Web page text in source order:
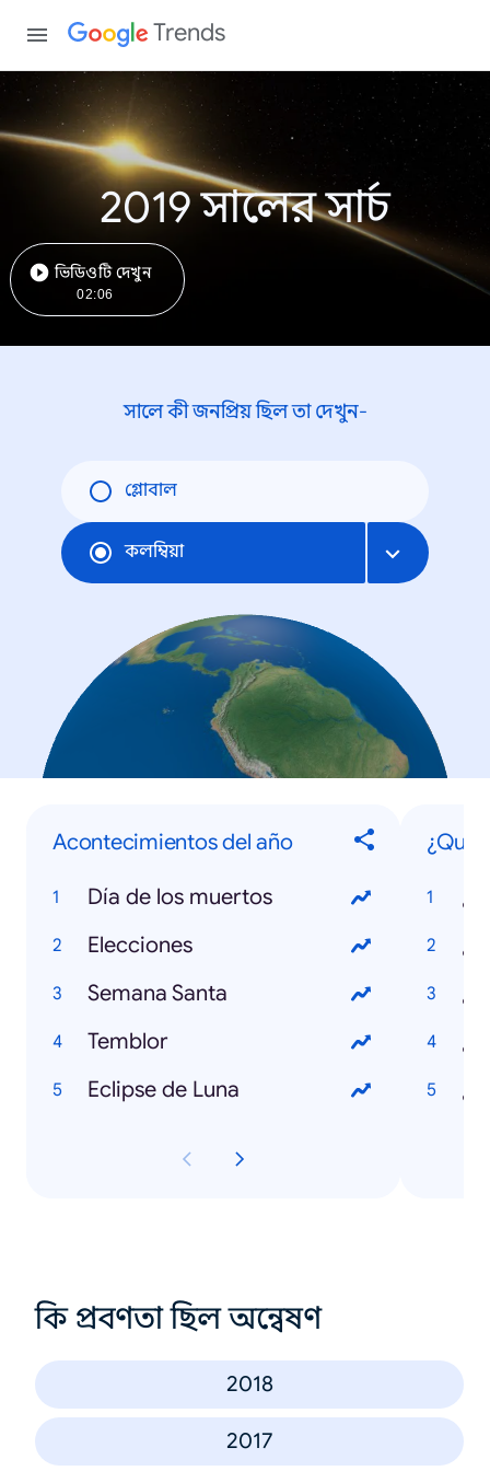
Trends
2019 সালের সার্চ
ভিডিওটি দেখুন
02:06
সালে কী জনপ্রিয় ছিল তা দেখুন-
গ্লোবাল
কলম্বিয়া
Acontecimientos del año
Día de los muertos
Elecciones
Semana Santa
Temblor
Eclipse de Luna
¿Qué
কি প্রবণতা ছিল অন্বেষণ
2018
2017